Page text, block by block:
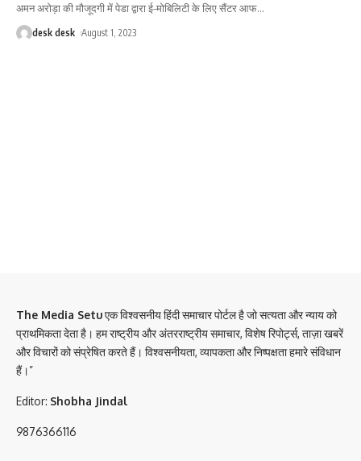
अमन अरोड़ा की मौजूदगी में पेडा द्वारा ई-मोबिलिटी के लिए सैंटर आफ…
desk desk August 1, 2023
The Media Setuएक विश्वसनीय हिंदी समाचार पोर्टल है जो सत्यता और न्याय को
प्राथमिकता देता है। हम राष्ट्रीय और अंतरराष्ट्रीय समाचार, विशेष रिपोर्ट्स, ताज़ा खबरें
और विचारों को संप्रेषित करते हैं। विश्वसनीयता, व्यापकता और निष्पक्षता हमारे संविधान
हैं।”
Editor: Shobha Jindal
9876366116